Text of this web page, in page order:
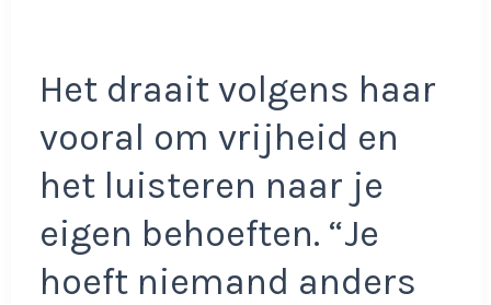
Het draait volgens haar
vooral om vrijheid en
het luisteren naar je
eigen behoeften. “Je
hoeft niemand anders